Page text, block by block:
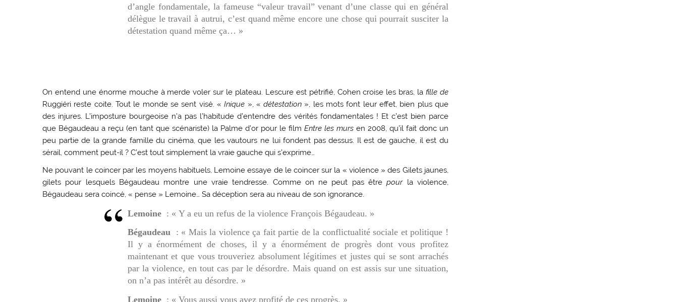
d’angle fondamentale, la fameuse “valeur travail” venant d’une classe qui en général
délègue le travail à autrui, c’est quand même encore une chose qui pourrait susciter la
détestation quand même ça… »
On entend une énorme mouche à merde voler sur le plateau. Lescure est pétrifié, Cohen croise les bras, lafille de
Ruggiéri reste coite. Tout le monde se sent visé. «Inique », «détestation », les mots font leur effet, bien plus que
des injures. L’imposture bourgeoise n’a pas l’habitude d’entendre des vérités fondamentales ! Et c’est bien parce
que Bégaudeau a reçu (en tant que scénariste) la Palme d’or pour le film Entre les mursen 2008, qu’il fait donc un
peu partie de la grande famille du cinéma, que les vautours ne lui fondent pas dessus. Il est de gauche, il est du
sérail, comment peut-il ? C’est tout simplement la vraie gauche qui s’exprime…
Ne pouvant le coincer par les moyens habituels, Lemoine essaye de le coincer sur la « violence » des Gilets jaunes,
gilets pour lesquels Bégaudeau montre une vraie tendresse. Comme on ne peut pas êtrepourla violence,
Bégaudeau sera coincé, « pense » Lemoine… Sa déception sera au niveau de son ignorance.
Lemoine : « Y a eu un refus de la violence François Bégaudeau. »
Bégaudeau : « Mais la violence ça fait partie de la conflictualité sociale et politique !
Il y a énormément de choses, il y a énormément de progrès dont vous profitez
maintenant et que vous trouveriez absolument légitimes et justes qui se sont arrachés
par la violence, en tout cas par le désordre. Mais quand on est assis sur une situation,
on n’a pas intérêt au désordre. »
Lemoine : « Vous aussi vous avez profité de ces progrès. »